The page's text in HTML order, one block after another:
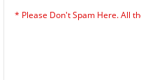
* Please Don't Spam Here. All